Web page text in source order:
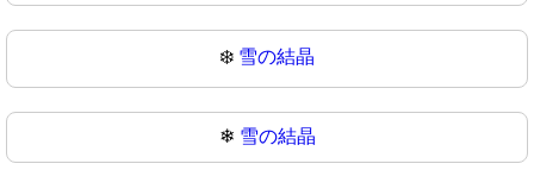
❄️ 雪の結晶
❄ 雪の結晶